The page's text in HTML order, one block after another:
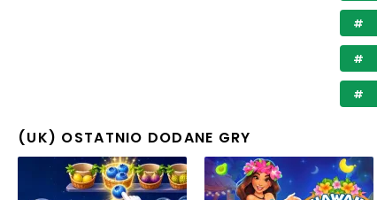
(UK) OSTATNIO DODANE GRY